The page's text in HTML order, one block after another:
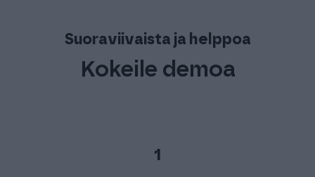
Suoraviivaista ja helppoa
Kokeile demoa
1